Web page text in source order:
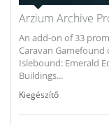
Arzium Archive
An add-on of 33
Caravan
Islebound: Emerald
Buildings...
Kiegészítő